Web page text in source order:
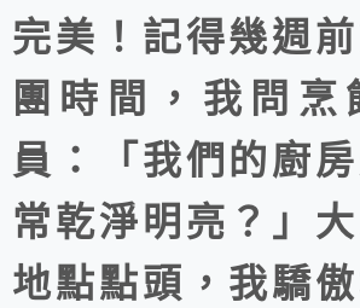
完美！記得幾週
團時間，我問烹
員：「我們的廚
常乾淨明亮？」
地點點頭，我驕